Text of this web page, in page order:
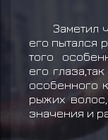
Заметил
его пытался
того
его
особенного
рыжих
значения и